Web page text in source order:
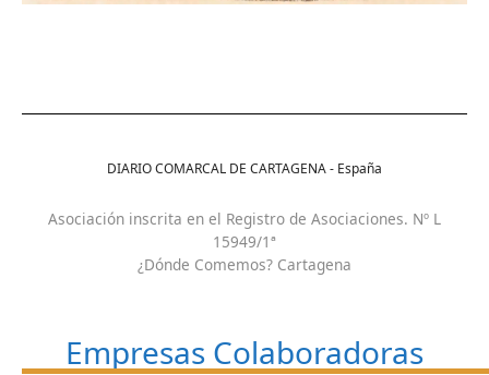
DIARIO COMARCAL DE CARTAGENA - España
Asociación inscrita en el Registro de Asociaciones. Nº L
15949/1ª
¿Dónde Comemos? Cartagena
Empresas Colaboradoras